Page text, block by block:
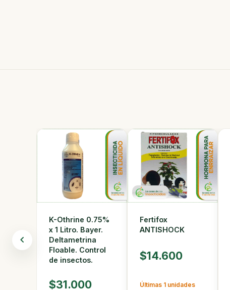
K-Othrine 0.75%
x 1 Litro. Bayer.
Deltametrina
Floable. Control
de insectos.
$31.000
Fertifox
ANTISHOCK
$14.600
Últimas 1 unidades